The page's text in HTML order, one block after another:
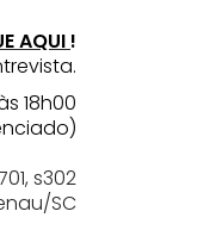
AQUI !
18h00
s302
SC